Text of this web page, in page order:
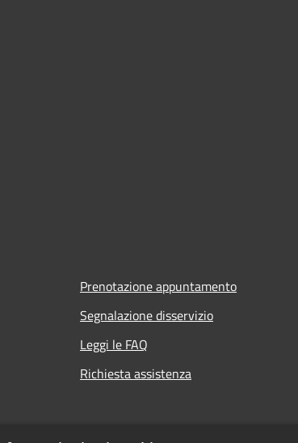
Prenotazione appuntamento
Segnalazione disservizio
Leggi le FAQ
Richiesta assistenza